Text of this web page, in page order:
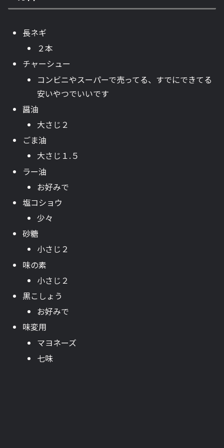
長ネギ
２本
チャーシュー
コンビニやスーパーで売ってる、すでにできてる
安いやつでいいです
醤油
大さじ２
ごま油
大さじ１.５
ラー油
お好みで
塩コショウ
少々
砂糖
小さじ２
味の素
小さじ２
黒こしょう
お好みで
味変用
マヨネーズ
七味